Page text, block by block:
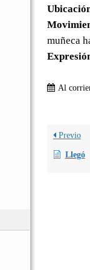
muñeca
Al
Previo
Llegó